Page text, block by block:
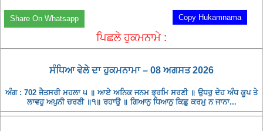
Copy Hukamnama
Share On Whatsapp
ਪਿਛਲੇ ਹੁਕਮਨਾਮੇ :
ਸੰਧਿਆ ਵੇਲੇ ਦਾ ਹੁਕਮਨਾਮਾ – 08 ਅਗਸਤ 2026
ਅੰਗ : 702 ਜੈਤਸਰੀ ਮਹਲਾ ੫ ॥ ਆਏ ਅਨਿਕ ਜਨਮ ਭ੍ਰਮਿ ਸਰਣੀ ॥ ਉਧਰੁ ਦੇਹ ਅੰਧ ਕੂਪ ਤੇ
ਲਾਵਹੁ ਅਪੁਨੀ ਚਰਣੀ ॥੧॥ ਰਹਾਉ ॥ ਗਿਆਨੁ ਧਿਆਨੁ ਕਿਛੁ ਕਰਮੁ ਨ ਜਾਨਾ...